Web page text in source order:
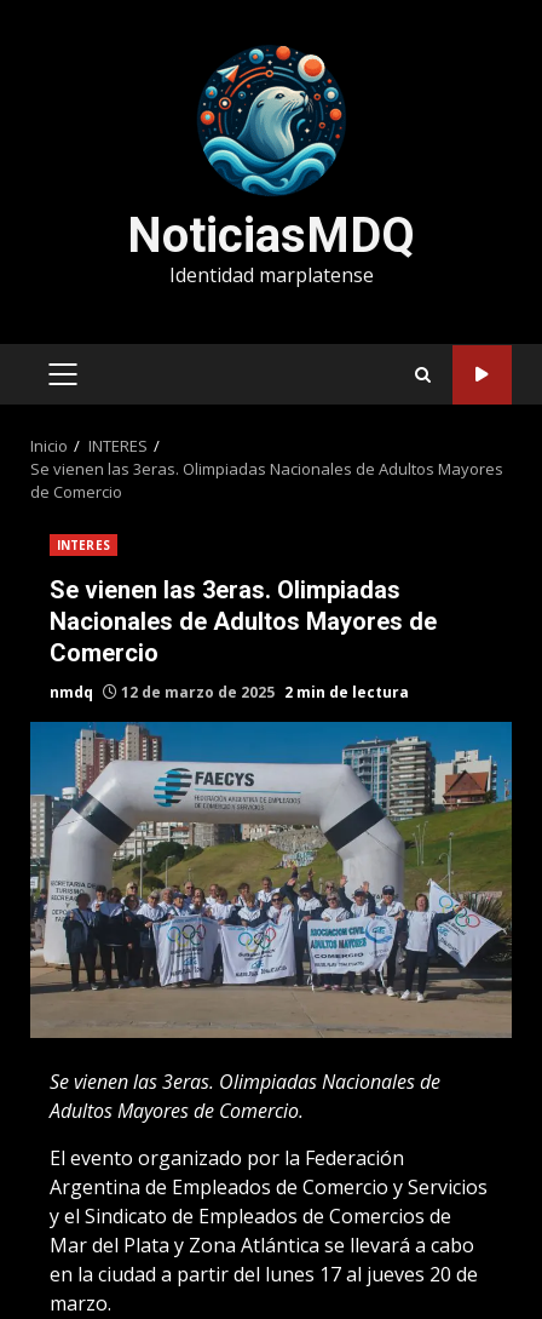
NoticiasMDQ
Identidad marplatense
MENÚ
Inicio
INTERES
Se vienen las 3eras. Olimpiadas Nacionales de Adultos Mayores
de Comercio
INTERES
Se vienen las 3eras. Olimpiadas
Nacionales de Adultos Mayores de
Comercio
nmdq 12 de marzo de 2025 2 min de lectura
Se vienen las 3eras. Olimpiadas Nacionales de
Adultos Mayores de Comercio.
El evento organizado por la Federación
Argentina de Empleados de Comercio y Servicios
y el Sindicato de Empleados de Comercios de
Mar del Plata y Zona Atlántica se llevará a cabo
en la ciudad a partir del lunes 17 al jueves 20 de
marzo.